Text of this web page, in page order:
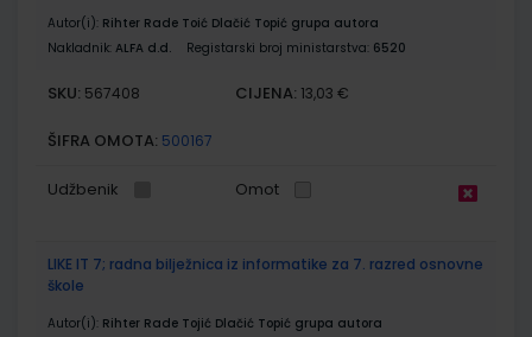
Autor(i): Rihter Rade Toić Dlačić Topić grupa autora
Nakladnik: ALFA d.d. Registarski broj ministarstva: 6520
SKU: 567408 CIJENA: 13,03 €
ŠIFRA OMOTA: 500167
Udžbenik Omot
LIKE IT 7; radna bilježnica iz informatike za 7. razred osnovne
škole
Autor(i): Rihter Rade Tojić Dlačić Topić grupa autora